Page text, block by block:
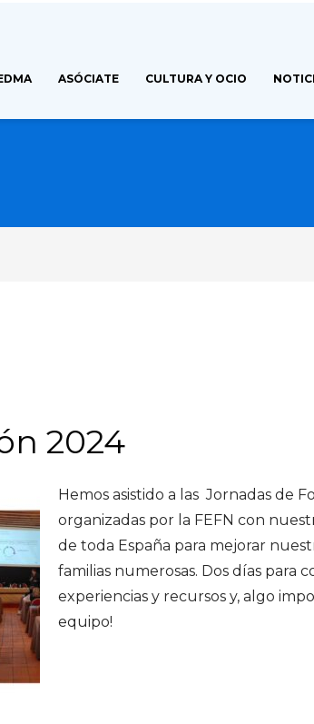
ASÓCIATE CULTURA Y OCIO
2024
Hemos asistido a las Jornadas de
organizadas por la FEFN con
de toda España para mejorar
familias numerosas. Dos días para
experiencias y recursos y, algo
equipo!